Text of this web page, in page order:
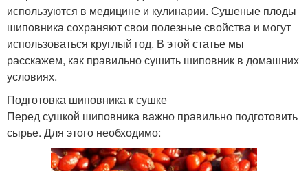
используются в медицине и кулинарии. Сушеные плоды
шиповника сохраняют свои полезные свойства и могут
использоваться круглый год. В этой статье мы
расскажем, как правильно сушить шиповник в домашних
условиях.
Подготовка шиповника к сушке
Перед сушкой шиповника важно правильно подготовить
сырье. Для этого необходимо: